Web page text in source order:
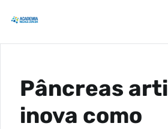
Pâncreas
inova como